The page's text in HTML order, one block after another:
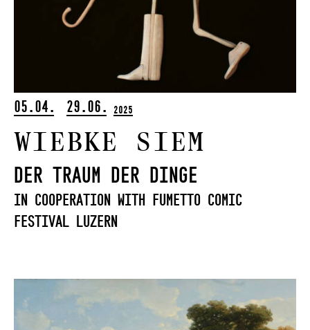
05.04. 29.06. 2025
Wiebke Siem
Der Traum der Dinge
in Cooperation With Fumetto Comic
Festival Luzern